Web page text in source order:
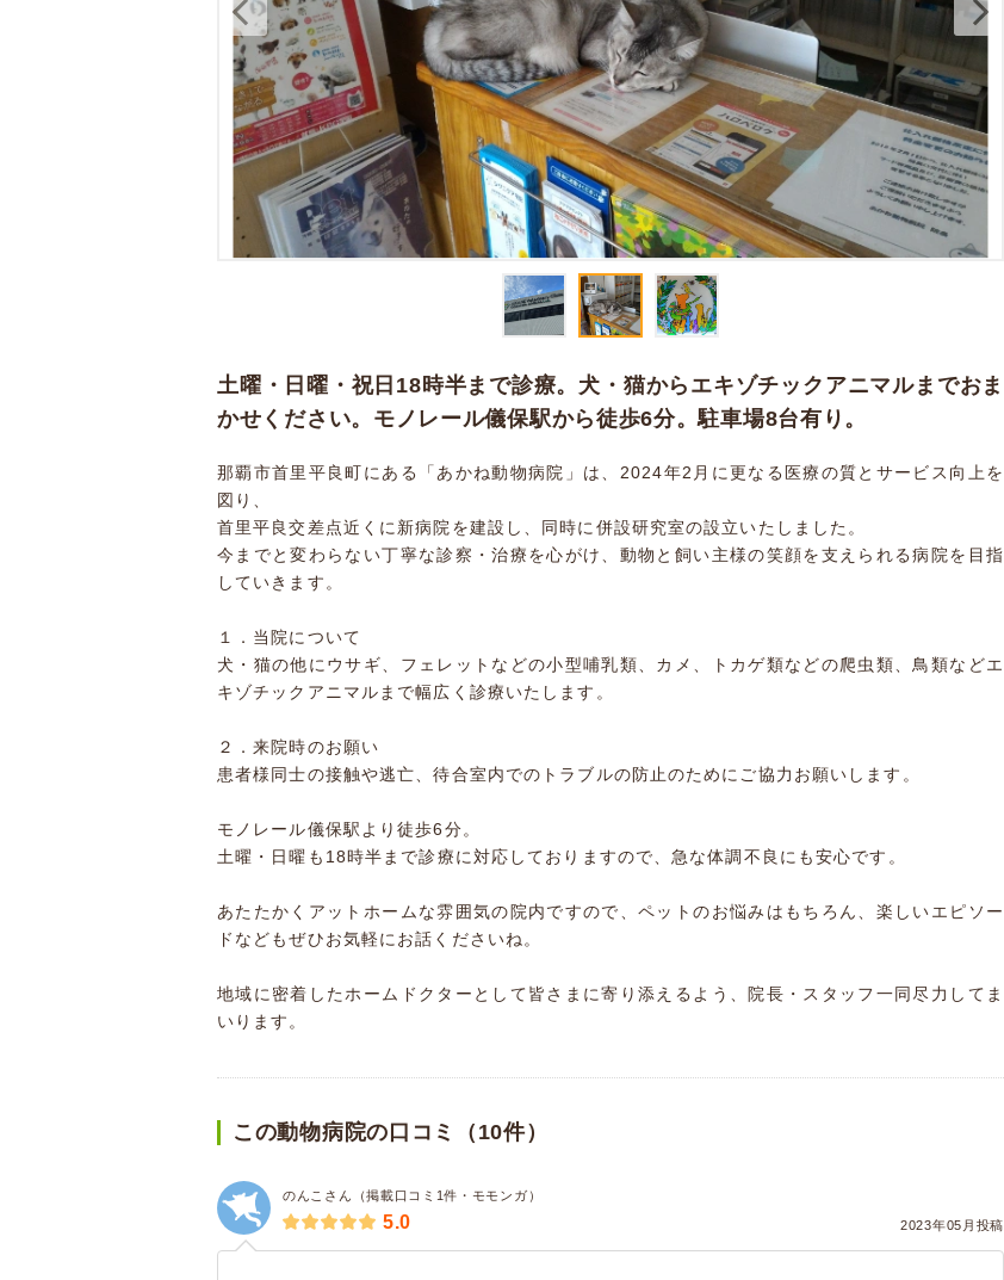
土曜・日曜・祝日18時半まで診療。犬・猫からエキゾチックアニマルまでおま
かせください。モノレール儀保駅から徒歩6分。駐車場8台有り。
那覇市首里平良町にある「あかね動物病院」は、2024年2月に更なる医療の質とサービス向上を
図り、
首里平良交差点近くに新病院を建設し、同時に併設研究室の設立いたしました。
今までと変わらない丁寧な診察・治療を心がけ、動物と飼い主様の笑顔を支えられる病院を目指
していきます。
１．当院について
犬・猫の他にウサギ、フェレットなどの小型哺乳類、カメ、トカゲ類などの爬虫類、鳥類などエ
キゾチックアニマルまで幅広く診療いたします。
２．来院時のお願い
患者様同士の接触や逃亡、待合室内でのトラブルの防止のためにご協力お願いします。
モノレール儀保駅より徒歩6分。
土曜・日曜も18時半まで診療に対応しておりますので、急な体調不良にも安心です。
あたたかくアットホームな雰囲気の院内ですので、ペットのお悩みはもちろん、楽しいエピソー
ドなどもぜひお気軽にお話くださいね。
地域に密着したホームドクターとして皆さまに寄り添えるよう、院長・スタッフ一同尽力してま
いります。
この動物病院の口コミ（10件）
のんこさん（掲載口コミ1件・モモンガ）
2023年05月投稿
5.0